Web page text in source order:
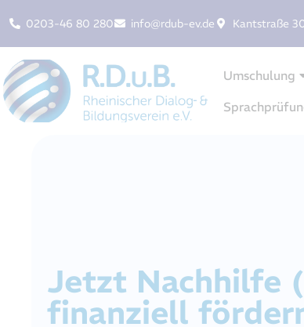
0203-46 80 280 info@rdub-ev.de Kantstraße
Umschulung
Jetzt Nachhilfe
finanziell